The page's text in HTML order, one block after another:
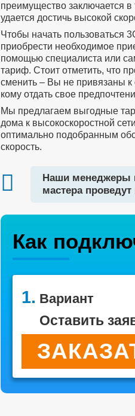
преимущество заключается в
удается достичь высокой
Чтобы начать пользоваться
приобрести необходимое
помощью специалиста или
тариф. Стоит отметить, что
сменить – Вы не привязаны
кому отдать свое
Мы предлагаем выгодные
дома к высокоскоростной
оптимально подобранным
скорость.
Наши менеджеры
мастера
Как
1. Вариант
Оставить